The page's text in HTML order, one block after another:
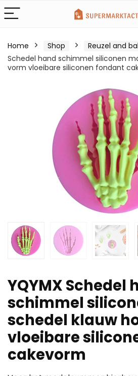
Home Shop Reuzel and
Schedel hand schimmel siliconen
vorm vloeibare siliconen fondant
YQYMX Schedel
schimmel
schedel klauw
vloeibare
cakevorm